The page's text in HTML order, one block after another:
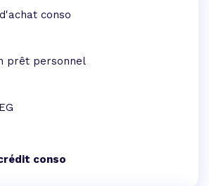
conso
prêt personnel
conso